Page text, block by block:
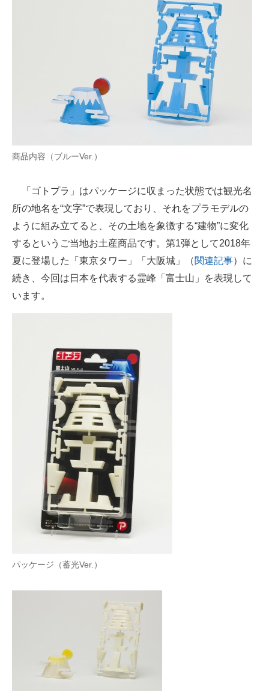
ちょっと気になるネットの話題
商品内容（ブルーVer.）
「ゴトプラ」はパッケージに収まった状態では観光名
所の地名を“文字”で表現しており、それをプラモデルの
ように組み立てると、その土地を象徴する“建物”に変化
するというご当地お土産商品です。第1弾として2018年
夏に登場した「東京タワー」「大阪城」（関連記事）に
続き、今回は日本を代表する霊峰「富士山」を表現して
います。
パッケージ（蓄光Ver.）